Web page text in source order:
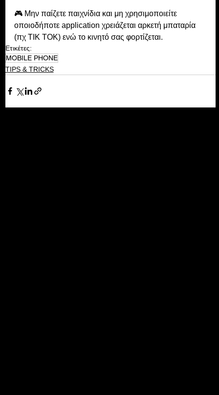
🎮 Μην παίζετε παιχνίδια και μη χρησιμοποιείτε
οποιοδήποτε application χρειάζεται αρκετή μπαταρία
(πχ TIK TOK) ενώ το κινητό σας φορτίζεται.
Ετικέτες:
MOBILE PHONE
TIPS & TRICKS